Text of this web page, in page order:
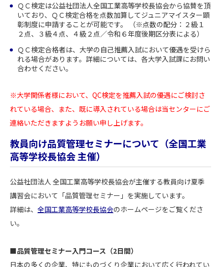
ＱＣ検定は公益社団法人全国工業高等学校長協会から協賛を頂
いており、ＱＣ検定合格を点数加算してジュニアマイスター顕
彰制度に申請することが可能です。 （※点数の配分：２級１
２点、３級４点、４級２点／令和６年度後期区分表による）
ＱＣ検定合格者は、大学の自己推薦入試において優遇を受けら
れる場合があります。詳細については、各大学入試課にお問い
合わせください。
※大学関係者様において、QC検定を推薦入試の優遇にご検討さ
れている場合、また、既に導入されている場合は当センターにご
連絡いただきますようお願い申し上げます。
教員向け品質管理セミナーについて（全国工業
高等学校長協会 主催）
公益社団法人 全国工業高等学校長協会が主催する教員向け夏季
講習会において「品質管理セミナー」を実施しています。
詳細は、 全国工業高等学校長協会のホームページをご覧くださ
い。
■品質管理セミナー入門コース（2日間）
日本の多くの企業、特にものづくり企業において広く行われてい